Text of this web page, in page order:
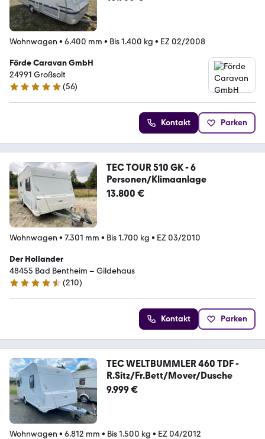
Wohnwagen • 6.400 mm • Bis 1.400 kg • EZ 02/2008
Förde Caravan GmbH
24991 Großsolt
5 Sterne
(56)
Kontakt Parken
TEC TOUR 510 GK - 6
Personen/Klimaanlage
13.800 €
Wohnwagen • 7.301 mm • Bis 1.700 kg • EZ 03/2010
Der Hollander
48455 Bad Bentheim – Gildehaus
4.3 Sterne
(210)
Kontakt Parken
TEC WELTBUMMLER 460 TDF -
R.Sitz/Fr.Bett/Mover/Dusche
9.999 €
Wohnwagen • 6.812 mm • Bis 1.500 kg • EZ 04/2012